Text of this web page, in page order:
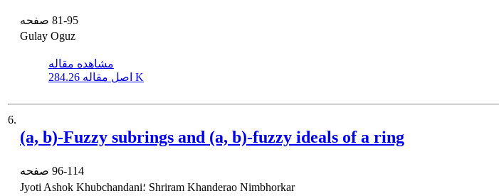
81-95
Gulay Oguz
مشاهده مقاله
اصل مقاله 284.26 K
6.
(a, b)-Fuzzy subrings and (a, b)-fuzzy ideals of a ring
96-114
Jyoti Ashok Khubchandani؛ Shriram Khanderao Nimbhorkar